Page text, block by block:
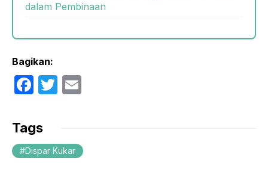
dalam Pembinaan
Bagikan:
F
c
e
b
T
er
Tags
Dispar Kukar